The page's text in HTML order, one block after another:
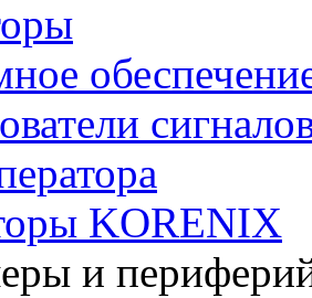
KORENIX
и